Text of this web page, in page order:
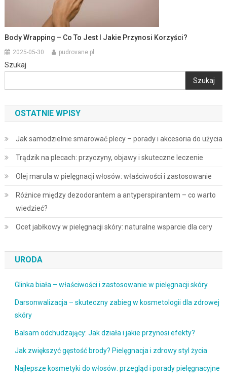
Body Wrapping – Co To Jest I Jakie Przynosi Korzyści?
2025-05-30 pudrovane.pl
Szukaj
Szukaj
OSTATNIE WPISY
Jak samodzielnie smarować plecy – porady i akcesoria do użycia
Trądzik na plecach: przyczyny, objawy i skuteczne leczenie
Olej marula w pielęgnacji włosów: właściwości i zastosowanie
Różnice między dezodorantem a antyperspirantem – co warto
wiedzieć?
Ocet jabłkowy w pielęgnacji skóry: naturalne wsparcie dla cery
URODA
Glinka biała – właściwości i zastosowanie w pielęgnacji skóry
Darsonwalizacja – skuteczny zabieg w kosmetologii dla zdrowej
skóry
Balsam odchudzający: Jak działa i jakie przynosi efekty?
Jak zwiększyć gęstość brody? Pielęgnacja i zdrowy styl życia
Najlepsze kosmetyki do włosów: przegląd i porady pielęgnacyjne